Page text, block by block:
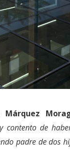
Márquez
contento de
padre de dos